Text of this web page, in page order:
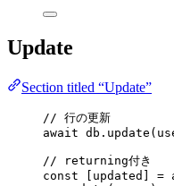
Update
Section titled “Update”
// 行の更新
await db . update
// returning付き
const [ updated ] =